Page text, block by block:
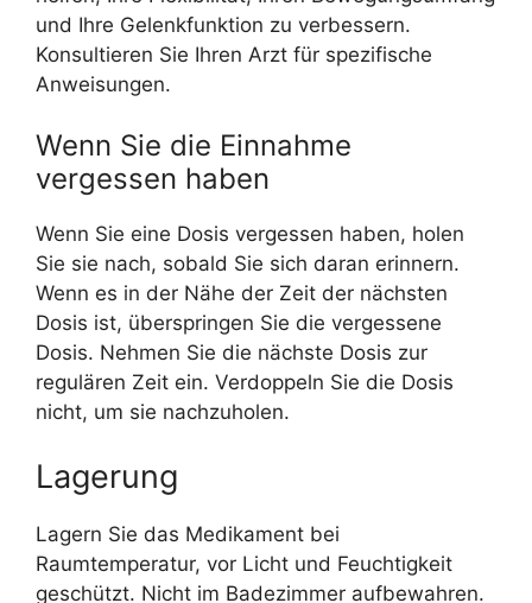
und Ihre Gelenkfunktion zu verbessern.
Konsultieren Sie Ihren Arzt für spezifische
Anweisungen.
Wenn Sie die Einnahme
vergessen haben
Wenn Sie eine Dosis vergessen haben, holen
Sie sie nach, sobald Sie sich daran erinnern.
Wenn es in der Nähe der Zeit der nächsten
Dosis ist, überspringen Sie die vergessene
Dosis. Nehmen Sie die nächste Dosis zur
regulären Zeit ein. Verdoppeln Sie die Dosis
nicht, um sie nachzuholen.
Lagerung
Lagern Sie das Medikament bei
Raumtemperatur, vor Licht und Feuchtigkeit
geschützt. Nicht im Badezimmer aufbewahren.